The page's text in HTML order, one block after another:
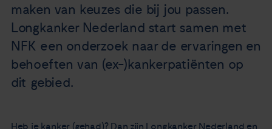
Contact
maken van keuzes die bij jou passen.
Longkanker Nederland start samen met
NFK een onderzoek naar de ervaringen en
behoeften van (ex-)kankerpatiënten op
dit gebied.
Heb je kanker (gehad)? Dan zijn Longkanker Nederland en